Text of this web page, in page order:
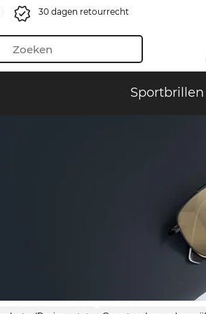
30 dagen retourrecht
Sportbrillen